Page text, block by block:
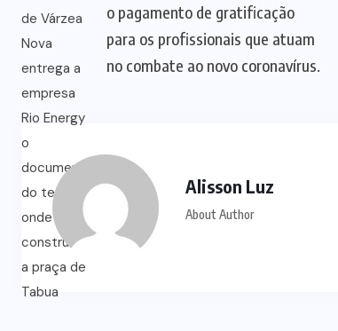
o pagamento de gratificação
para os profissionais que atuam
no combate ao novo coronavírus.
Alisson Luz
About Author